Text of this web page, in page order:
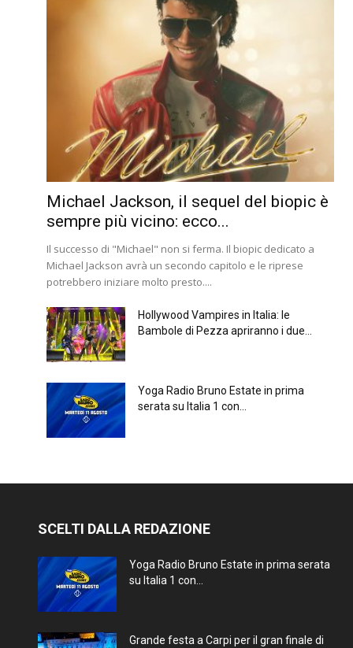
Michael Jackson, il sequel del biopic è
sempre più vicino: ecco...
Il successo di "Michael" non si ferma. Il biopic dedicato a
Michael Jackson avrà un secondo capitolo e le riprese
potrebbero iniziare molto presto....
Hollywood Vampires in Italia: le
Bambole di Pezza apriranno i due...
Yoga Radio Bruno Estate in prima
serata su Italia 1 con...
SCELTI DALLA REDAZIONE
Yoga Radio Bruno Estate in prima serata
su Italia 1 con...
Grande festa a Carpi per il gran finale di